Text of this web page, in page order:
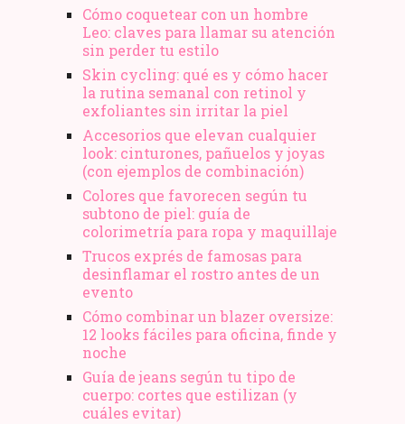
Cómo coquetear con un hombre
Leo: claves para llamar su atención
sin perder tu estilo
Skin cycling: qué es y cómo hacer
la rutina semanal con retinol y
exfoliantes sin irritar la piel
Accesorios que elevan cualquier
look: cinturones, pañuelos y joyas
(con ejemplos de combinación)
Colores que favorecen según tu
subtono de piel: guía de
colorimetría para ropa y maquillaje
Trucos exprés de famosas para
desinflamar el rostro antes de un
evento
Cómo combinar un blazer oversize:
12 looks fáciles para oficina, finde y
noche
Guía de jeans según tu tipo de
cuerpo: cortes que estilizan (y
cuáles evitar)